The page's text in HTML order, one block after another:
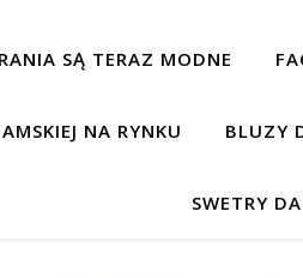
SĄ TERAZ MODNE
NA RYNKU BLUZY
SWETRY